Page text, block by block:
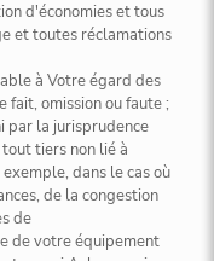
d'économies et tous
et toutes réclamations
à Votre égard des
omission ou faute ;
par la jurisprudence
tiers non lié à
dans le cas où
de la congestion
de
de votre équipement